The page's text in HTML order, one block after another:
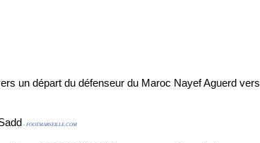
un départ du défenseur du Maroc Nayef Aguerd vers
- FOOTMARSEILLE.COM